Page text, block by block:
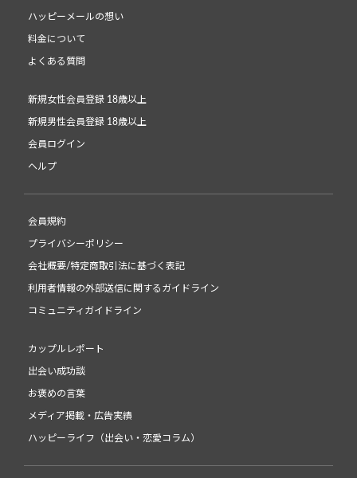
ハッピーメールの想い
料金について
よくある質問
新規女性会員登録 18歳以上
新規男性会員登録 18歳以上
会員ログイン
ヘルプ
会員規約
プライバシーポリシー
会社概要/特定商取引法に基づく表記
利用者情報の外部送信に関するガイドライン
コミュニティガイドライン
カップルレポート
出会い成功談
お褒めの言葉
メディア掲載・広告実績
ハッピーライフ（出会い・恋愛コラム）